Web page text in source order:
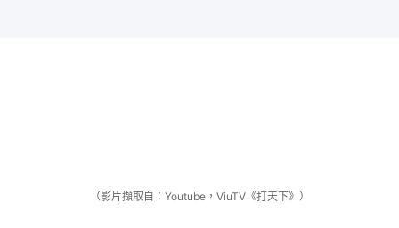
（影片擷取自︰Youtube，ViuTV《打天下》）